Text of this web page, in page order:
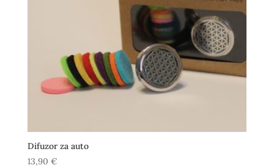
Difuzor za auto
13,90 €